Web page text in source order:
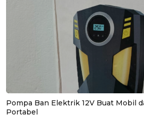
Pompa Ban Elektrik 12V Buat Mobil
Portabel